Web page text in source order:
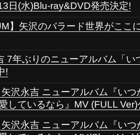
日(水)Blu-ray&DVD発売決定!
】矢沢のバラード世界がここ
7年ぶりのニューアルバム「い
!
沢永吉 ニューアルバム『い
しているなら』MV (FULL Ver)
沢永吉 ニューアルバム『い